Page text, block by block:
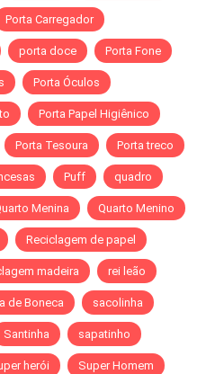
Porta Carregador
porta doce Porta Fone
Porta Óculos
Porta Papel Higiênico
Porta Tesoura Porta treco
Puff quadro
Menina Quarto Menino
Reciclagem de papel
madeira rei leão
de Boneca sacolinha
Santinha sapatinho
herói Super Homem